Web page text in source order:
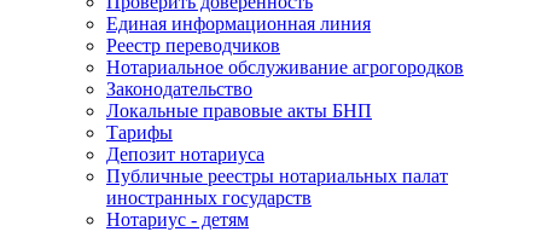
Единая информационная линия
Реестр переводчиков
Нотариальное обслуживание агрогородков
Законодательство
Локальные правовые акты БНП
Тарифы
Депозит нотариуса
Публичные реестры нотариальных палат
иностранных государств
Нотариус - детям